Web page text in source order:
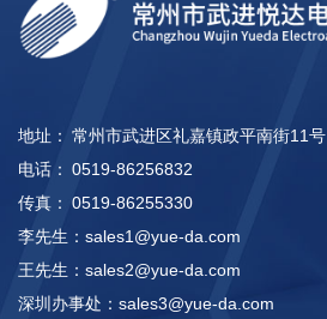
地址： 常州市武进区礼嘉镇政平南街11号
电话： 0519-86256832
传真： 0519-86255330
李先生： sales1@yue-da.com
王先生： sales2@yue-da.com
深圳办事处： sales3@yue-da.com